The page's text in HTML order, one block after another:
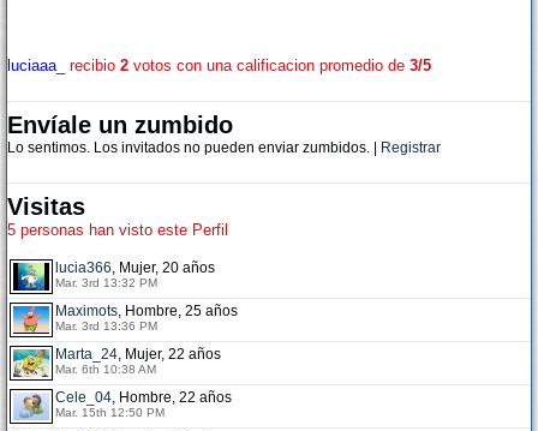
luciaaa_ recibio 2 votos con una calificacion promedio de 3/5
Envíale un zumbido
Lo sentimos. Los invitados no pueden enviar zumbidos. | Registrar
Visitas
5 personas han visto este Perfil
lucia366, Mujer, 20 años
Mar. 3rd 13:32 PM
Maximots, Hombre, 25 años
Mar. 3rd 13:36 PM
Marta_24, Mujer, 22 años
Mar. 6th 10:38 AM
Cele_04, Hombre, 22 años
Mar. 15th 12:50 PM